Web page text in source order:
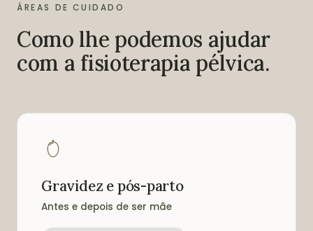
ÁREAS DE CUIDADO
Como lhe podemos ajudar
com a fisioterapia pélvica.
Gravidez e pós-parto
Antes e depois de ser mãe